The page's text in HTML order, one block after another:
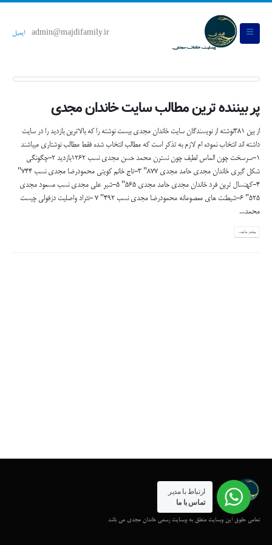
admin@majdifamily.ir ایمیل
پر بیننده ترین مطالب سایت خاندان مجدی
از بین 381نوشته از نویسندگان سایت خاندان مجدی بیست نوشته را که بالاترین بازدید را در سایت
داشته اند انتخاب نموده ام لازم به تذکر است که مطالب انتخاب شده فقط مطالب نوشتاری میباشند
1-سرسخت چون الماس لطیف چون نسترن محمد حسن مجدی نسب 1262بازدید 2-چگونگی
شکل گیری خاندان مجدی حامد مجدی 877" 3-تاج خانم کویتی محمودرضا مجدی نسب 744"
4-کهنسال ترین فرد خاندان مجدی حامد مجدی 565" 5-شیر علی مجدی نسب مسعود مجدی
525" 6-شیطنت های معصومانه محمودرضا مجدی نسب 492" 7 -نثراد واصلیت دزفولی چیست
محمد...
بیشتر بدانید...
تمامی حقوق این وبسایت متعلق به وبسایت رسمی خاندان مجدی می باشد
ارتباط با مدیر
تماس با ما